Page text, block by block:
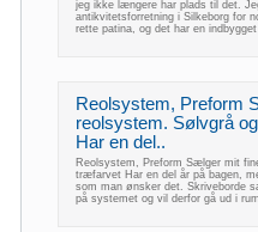
jeg ikke længere har plads til det.
antikvitetsforretning i Silkeborg for
rette patina, og det har en
Reolsystem, Preform
reolsystem. Sølvgrå
Har en del..
Reolsystem, Preform Sælger mit
træfarvet Har en del år på bagen,
som man ønsker det. Skriveborde
på systemet og vil derfor gå ud i